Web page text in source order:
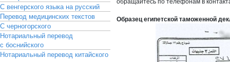
С венгерского языка на русский
Перевод медицинских текстов
С черногорского
Нотариальный перевод
с боснийского
Нотариальный перевод китайского
Образец египетской таможенной